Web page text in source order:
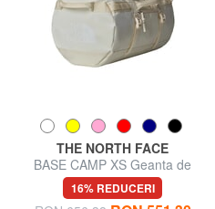
THE NORTH FACE
BASE CAMP XS Geanta de
voiaj/Rucsac
16% REDUCERI